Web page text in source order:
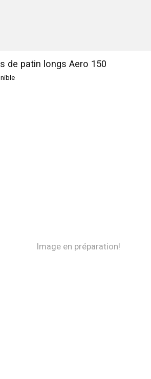
de patin longs Aero 150
Image en préparation!